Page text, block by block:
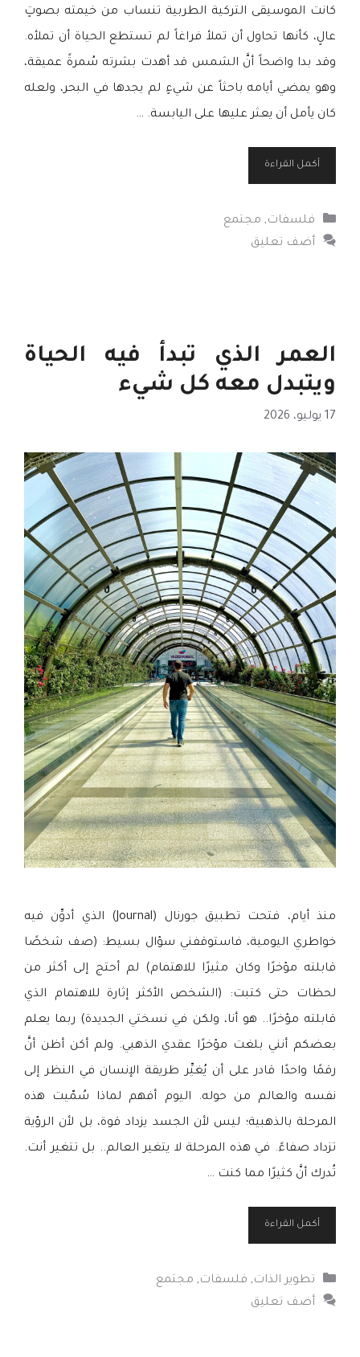
كانت الموسيقى التركية الطربية تنساب من خيمته بصوتٍ
عالٍ، كأنها تحاول أن تملأ فراغاً لم تستطع الحياة أن تملأه.
وقد بدا واضحاً أنَّ الشمس قد أهدت بشرته سُمرةً عميقة،
وهو يمضي أيامه باحثاً عن شيءٍ لم يجدها في البحر، ولعله
كان يأمل أن يعثر عليها على اليابسة. …
أكمل القراءة
التصنيفات
فلسفات, مجتمع
أضف تعليق
العمر الذي تبدأ فيه الحياة
ويتبدل معه كل شيء
17 يوليو، 2026
منذ أيام، فتحت تطبيق جورنال (Journal) الذي أدوِّن فيه
خواطري اليومية، فاستوقفني سؤال بسيط: (صف شخصًا
قابلته مؤخرًا وكان مثيرًا للاهتمام) لم أحتج إلى أكثر من
لحظات حتى كتبت: (الشخص الأكثر إثارة للاهتمام الذي
قابلته مؤخرًا.. هو أنا، ولكن في نسختي الجديدة) ربما يعلم
بعضكم أنني بلغت مؤخرًا عقدي الذهبي. ولم أكن أظن أنَّ
رقمًا واحدًا قادر على أن يُغيِّر طريقة الإنسان في النظر إلى
نفسه والعالم من حوله. اليوم أفهم لماذا سُمّيت هذه
المرحلة بالذهبية؛ ليس لأن الجسد يزداد قوة، بل لأن الرؤية
تزداد صفاءً. في هذه المرحلة لا يتغير العالم.. بل تتغير أنت.
تُدرك أنَّ كثيرًا مما كنت …
أكمل القراءة
التصنيفات
تطوير الذات, فلسفات, مجتمع
أضف تعليق